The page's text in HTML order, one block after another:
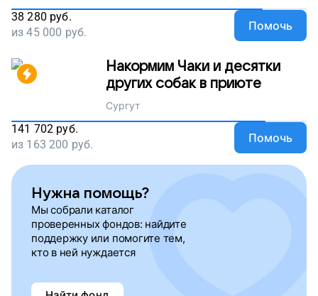
38 280 руб.
из45 000 руб. Помочь
Накормим Чаки и десятки
других собак в приюте
Сургут
141 702 руб.
из 163 200 руб. Помочь
Нужна помощь?
Мы собрали каталог
проверенных фондов: найдите
поддержку или помогите тем,
кто в ней нуждается